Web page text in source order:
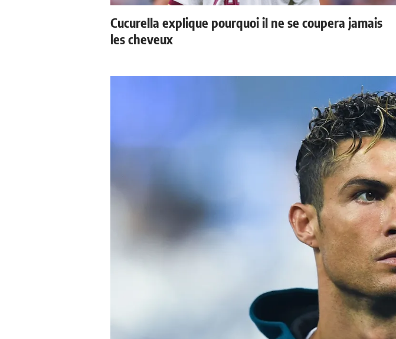
Cucurella explique pourquoi il ne se coupera jamais
les cheveux